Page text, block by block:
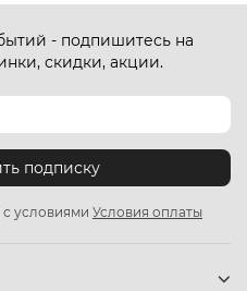
- подпишитесь на
скидки, акции.
подписку
с условиями Условия оплаты